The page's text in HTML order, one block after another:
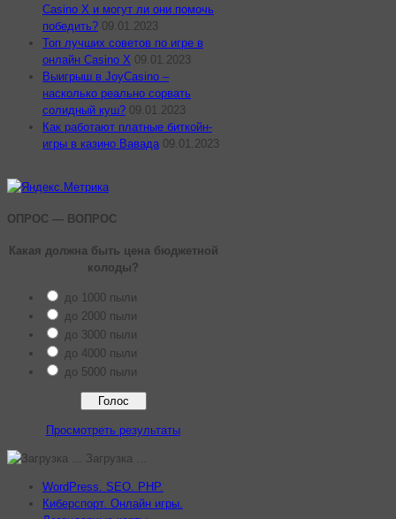
Casino X и могут ли они помочь
победить? 09.01.2023
Топ лучших советов по игре в
онлайн Casino X 09.01.2023
Выигрыш в JoyCasino –
насколько реально сорвать
солидный куш? 09.01.2023
Как работают платные биткойн-
игры в казино Вавада 09.01.2023
ОПРОС — ВОПРОС
Какая должна быть цена бюджетной
колоды?
до 1000 пыли
до 2000 пыли
до 3000 пыли
до 4000 пыли
до 5000 пыли
Просмотреть результаты
Загрузка ...
WordPress. SEO. PHP.
Киберспорт. Онлайн игры.